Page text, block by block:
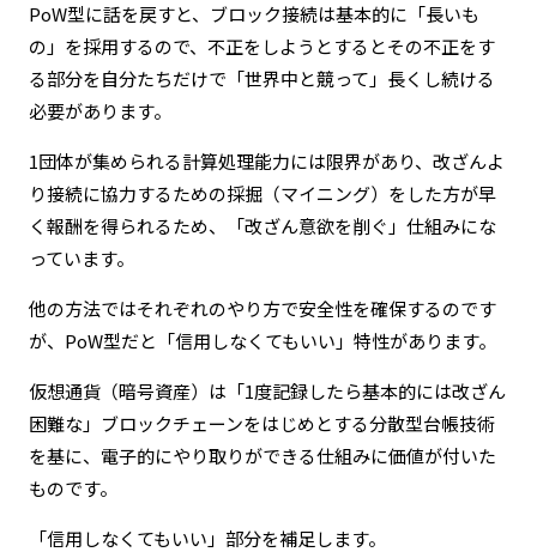
PoW型に話を戻すと、ブロック接続は基本的に「長いも
の」を採用するので、不正をしようとするとその不正をす
る部分を自分たちだけで「世界中と競って」長くし続ける
必要があります。
1団体が集められる計算処理能力には限界があり、改ざんよ
り接続に協力するための採掘（マイニング）をした方が早
く報酬を得られるため、「改ざん意欲を削ぐ」仕組みにな
っています。
他の方法ではそれぞれのやり方で安全性を確保するのです
が、PoW型だと「信用しなくてもいい」特性があります。
仮想通貨（暗号資産）は「1度記録したら基本的には改ざん
困難な」ブロックチェーンをはじめとする分散型台帳技術
を基に、電子的にやり取りができる仕組みに価値が付いた
ものです。
「信用しなくてもいい」部分を補足します。